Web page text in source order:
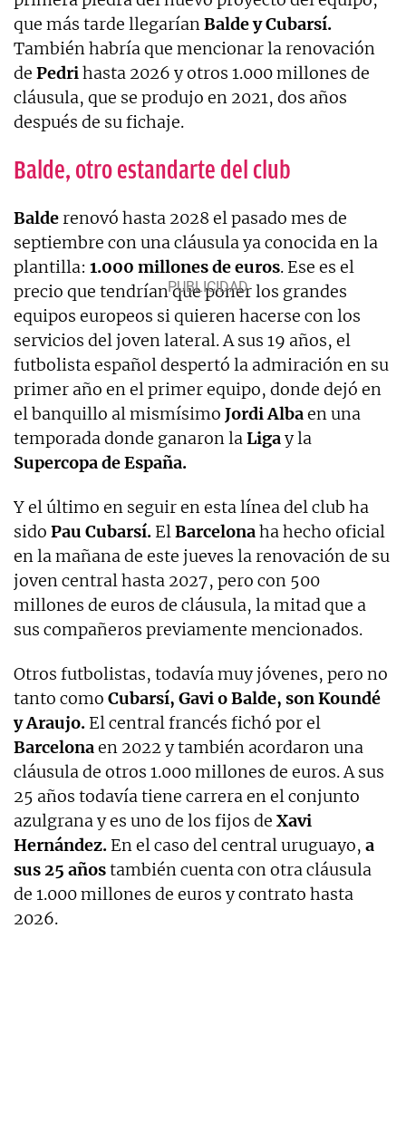
que más tarde llegaríanBalde y Cubarsí.
También habría que mencionar la renovación
de Pedrihasta 2026 y otros 1.000 millones de
cláusula, que se produjo en 2021, dos años
después de su fichaje.
Balde, otro estandarte del club
Balderenovó hasta 2028 el pasado mes de
septiembre con una cláusula ya conocida en la
plantilla: 1.000 millones de euros. Ese es el
precio que tendrían que poner los grandes
equipos europeos si quieren hacerse con los
servicios del joven lateral. A sus 19 años, el
futbolista español despertó la admiración en su
primer año en el primer equipo, donde dejó en
el banquillo al mismísimo Jordi Albaen una
temporada donde ganaron laLigay la
Supercopa de España.
Y el último en seguir en esta línea del club ha
sido Pau Cubarsí. ElBarcelonaha hecho oficial
en la mañana de este jueves la renovación de su
joven central hasta 2027, pero con 500
millones de euros de cláusula, la mitad que a
sus compañeros previamente mencionados.
Otros futbolistas, todavía muy jóvenes, pero no
tanto como Cubarsí, Gavi o Balde, son Koundé
y Araujo. El central francés fichó por el
Barcelonaen 2022 y también acordaron una
cláusula de otros 1.000 millones de euros. A sus
25 años todavía tiene carrera en el conjunto
azulgrana y es uno de los fijos de Xavi
Hernández. En el caso del central uruguayo, a
sus 25 añostambién cuenta con otra cláusula
de 1.000 millones de euros y contrato hasta
2026.